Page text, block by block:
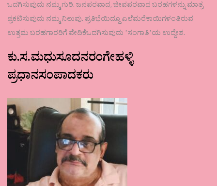
ಒದಗಿಸುವುದು ನಮ್ಮ ಗುರಿ. ಜನಪರವಾದ, ಜೀವಪರವಾದ ಬರಹಗಳನ್ನು ಮಾತ್ರ
ಪ್ರಕಟಿಸುವುದು ನಮ್ಮ ನಿಲುವು. ಪ್ರತಿಭೆಯಿದ್ದೂ ಎಲೆಮರೆಕಾಯಿಗಳಂತಿರುವ
ಉತ್ತಮ ಬರಹಗಾರರಿಗೆ ವೇದಿಕೆಒದಗಿಸುವುದು ʼಸಂಗಾತಿʼಯ ಉದ್ದೇಶ.
ಕು.ಸ.ಮಧುಸೂದನರಂಗೇಹಳ್ಳಿ
ಪ್ರಧಾನಸಂಪಾದಕರು